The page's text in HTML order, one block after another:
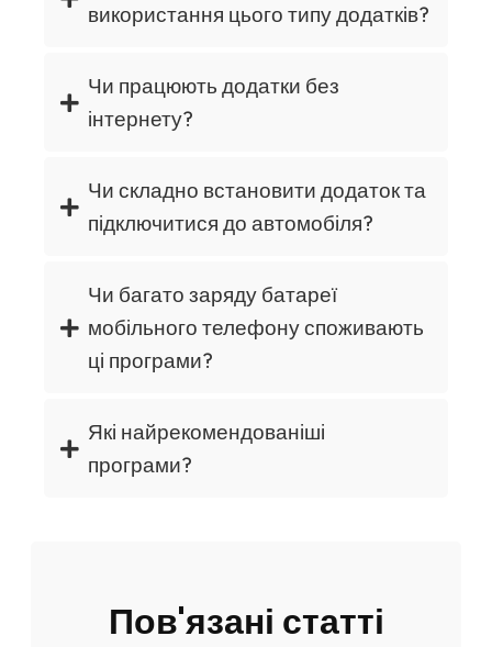
використання цього типу додатків?
Чи працюють додатки без
інтернету?
Чи складно встановити додаток та
підключитися до автомобіля?
Чи багато заряду батареї
мобільного телефону споживають
ці програми?
Які найрекомендованіші
програми?
Пов'язані статті